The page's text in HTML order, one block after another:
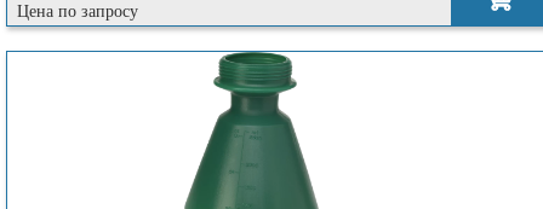
Цена по запросу